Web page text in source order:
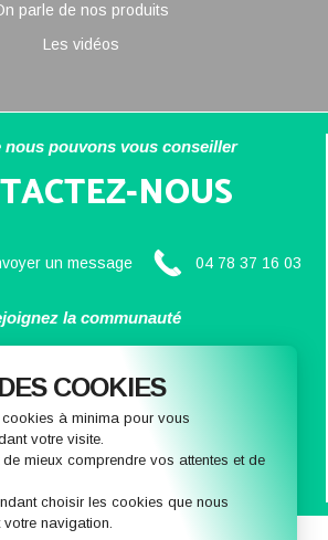
parle de nos produits
Les vidéos
nous pouvons vous conseiller
NOUS
un message 04 78 37 16 03
la communauté
COOKIES
à minima pour vous
votre visite.
mieux comprendre vos attentes et de
choisir les cookies que nous
navigation.